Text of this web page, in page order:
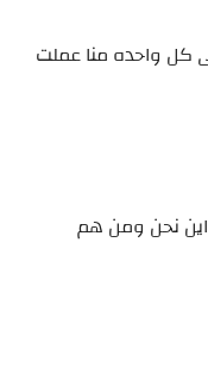
كل واحده منا عملت
اين نحن ومن هم